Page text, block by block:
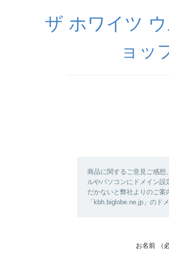
ザ ホワイツ
ョッ
商品に関するご意見ご感想
ルやパソコンにドメイン
だかないと弊社よりのご
「kbh.biglobe.ne.jp」のド
お名前 （